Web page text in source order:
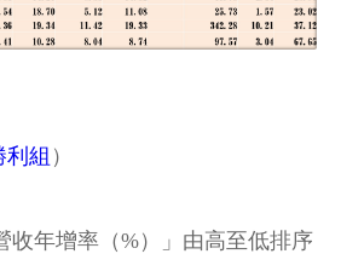
利組 ）
收年增率（%）」由高至低排序